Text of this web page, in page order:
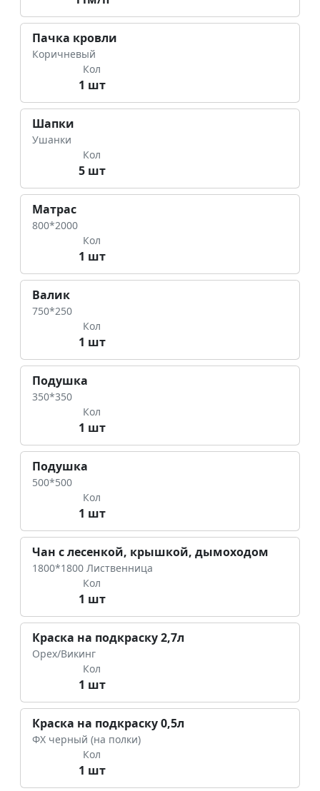
Пачка кровли
Коричневый
Кол
1 шт
Шапки
Ушанки
Кол
5 шт
Матрас
800*2000
Кол
1 шт
Валик
750*250
Кол
1 шт
Подушка
350*350
Кол
1 шт
Подушка
500*500
Кол
1 шт
Чан с лесенкой, крышкой, дымоходом
1800*1800 Лиственница
Кол
1 шт
Краска на подкраску 2,7л
Орех/Викинг
Кол
1 шт
Краска на подкраску 0,5л
ФХ черный (на полки)
Кол
1 шт